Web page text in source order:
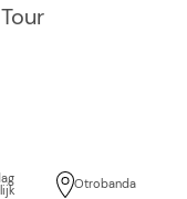
Otrobanda